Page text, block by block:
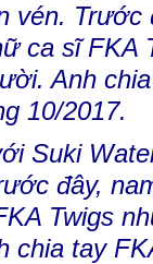
Suki
đây,
Twigs
chia tay